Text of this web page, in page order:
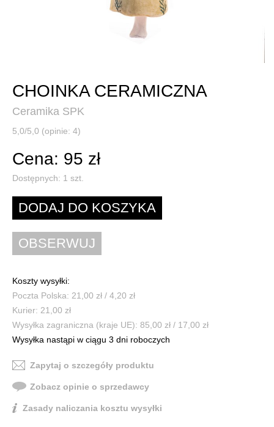
CHOINKA CERAMICZNA
Ceramika SPK
5,0/5,0 (opinie: 4)
Cena: 95 zł
Dostępnych: 1 szt.
Koszty wysyłki:
Poczta Polska: 21,00 zł / 4,20 zł
Kurier: 21,00 zł
Wysyłka zagraniczna (kraje UE): 85,00 zł / 17,00 zł
Wysyłka nastąpi w ciągu 3 dni roboczych
Zapytaj o szczegóły produktu
Zobacz opinie o sprzedawcy
Zasady naliczania kosztu wysyłki